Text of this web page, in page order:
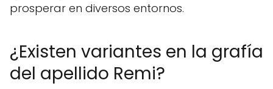
prosperar en diversos entornos.
¿Existen variantes en la grafía
del apellido Remi?